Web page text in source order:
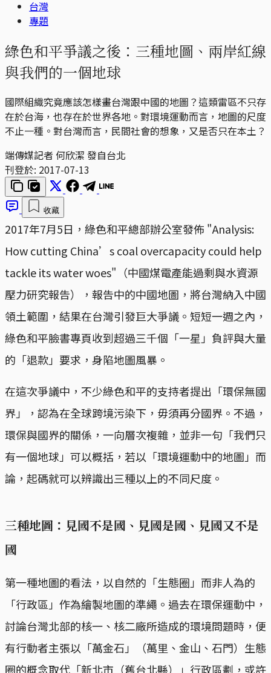
台灣
專題
綠色和平爭議之後：三種地圖、兩岸紅線
與我們的一個地球
國際組織究竟應該怎樣畫台灣跟中國的地圖？這類雷區不只存
在於台海，也存在於世界各地。對環境運動而言，地圖的尺度
不止一種。對台灣而言，民間社會的想象，又是否只在本土？
端傳媒記者 何欣潔 發自台北
刊登於: 2017-07-13
收藏
2017年7月5日，綠色和平總部辦公室發佈 "Analysis:
How cutting China’s coal overcapacity could help
tackle its water woes"（中國煤電產能過剩與水資源
壓力研究報告），報告中的中國地圖，將台灣納入中國
領土範圍，結果在台灣引發巨大爭議。短短一週之內，
綠色和平臉書專頁收到超過三千個「一星」負評與大量
的「退款」要求，身陷地圖風暴。
在這次爭議中，不少綠色和平的支持者提出「環保無國
界」，認為在全球跨境污染下，毋須再分國界。不過，
環保與國界的關係，一向層次複雜，並非一句「我們只
有一個地球」可以概括，若以「環境運動中的地圖」而
論，起碼就可以辨識出三種以上的不同尺度。
三種地圖：見國不是國、見國是國、見國又不是
國
第一種地圖的看法，以自然的「生態圈」而非人為的
「行政區」作為繪製地圖的準繩。過去在環保運動中，
討論台灣北部的核一、核二廠所造成的環境問題時，便
有行動者主張以「萬金石」（萬里、金山、石門）生態
圈的概念取代「新北市（舊台北縣）」行政區劃，或許